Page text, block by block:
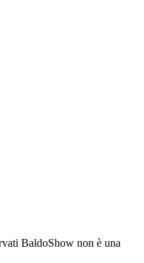
BaldoShow non è una